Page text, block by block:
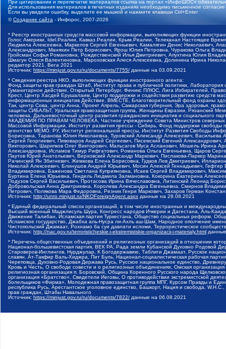
При цитировании и перепечатке материалов ссылка на портал «ИнфоШОС»
Для использования материалов в печатных изданиях необходимо письменное
Если вы увидели ошибку, выделите ее мышкой и нажмите клавиши Ctrl+Enter
©Создание сайта - Инфорос, 2007-2026
* Реестр иностранных средств массовой информации, выполняющих функции
Голос Америки, Idel.Реалии, Кавказ.Реалии, Крым.Реалии, Телеканал Настоящее
Людмила Алексеевна, Маркелов Сергей Евгеньевич, Камалягин Денис Николаевич,
Александрович, Маняхин Петр Борисович, Ярош Юлия Петровна, Чуракова Ольга
Гройсман Софья Романовна, Рождественский Илья Дмитриевич, Апухтина Юлия
Шмагун Олеся Валентиновна, Мароховская Алеся Алексеевна, Долинина Ирина
редактор 2021, Вега 2021
Источник: https://minjust.gov.ru/ru/documents/7755/ данные на 03.09.2021
* Сведения реестра НКО, выполняющих функции иностранного агента:
Фонд защиты прав граждан Штаб, Институт права и публичной политики,
Гуманитарное действие, Открытый Петербург, Феникс ПЛЮС, Лига Избирателей,
Крест, Центр Хасдей Ерушалаим, Центр поддержки и содействия развитию средств
информационных инициатив Действие, ВМЕСТЕ, Благотворительный фонд охраны
Так, центр Сова, центр Анна, Проект Апрель, Самарская губерния, Эра здоровья,
защиты СИБАЛЬТ, Уральская правозащитная группа, Женщины Евразии, Рязанский
человека, Дальневосточный центр развития гражданских инициатив и социального
АКАДЕМИЯ ПО ПРАВАМ ЧЕЛОВЕКА, Частное учреждение Совета Министров северных
Массовой Информации, Институт развития прессы - Сибирь, Фонд поддержки
агентство МЕМО. РУ, Институт региональной прессы, Институт Развития Свободы
Борисовна, Таранова Юлия Николаевна, Туровский Александр Алексеевич,
Сергей Георгиевич, Пивоваров Андрей Сергеевич, Писемский Евгений
Викторович, Шарипков Олег Викторович, Мальсагов Муса Асланович, Мошель Ирина
Александровна, Исламов Тимур Рифгатович, Романова Ольга Евгеньевна, Щаров
Паутов Юрий Анатольевич, Верховский Александр Маркович, Пислакова-Паркер
Рачинский Ян Збигневич, Жемкова Елена Борисовна, Гудков Лев Дмитриевич,
Николай Алексеевич, Блинушов Андрей Юрьевич, Мосин Алексей Геннадьевич,
Владимировна, Баженова Светлана Куприяновна, Исаев Сергей Владимирович,
Буртина Елена Юрьевна, Гендель Людмила Залмановна, Кокорина Екатерина
Подузов Сергей Васильевич, Протасова Ирина Вячеславовна, Литинский Леонид
Добровольская Анна Дмитриевна, Королева Александра Евгеньевна, Смирнов
Петрович, Полякова Мара Федоровна, Резник Генри Маркович, Захаров Герман
Источник: http://unro.minjust.ru/NKOForeignAgent.aspx данные на 28.08.2021
* Единый федеральный список организаций, в том числе иностранных и
Высший военный Маджлисуль Шура, Конгресс народов Ичкерии и Дагестана, Аль-
Движение Талибан, Исламская партия Туркестана, Общество социальных реформ,
Исламское государство, Джабха аль-Нусра ли-Ахль аш-Шам, Народное ополчение
Чистопольский Джамаат, Рохнамо ба суи давлати исломи, Террористическое
Источник: http://nac.gov.ru/terroristicheskie-i-ekstremistskie-organizacii-i-materialy.html
* Перечень общественных объединений и религиозных организаций в отношении
Национал-большевистская партия, ВЕК РА, Рада земли Кубанской Духовно Родовой
Староверов-Инглингов, Нурджулар, К Богодержавию, Таблиги Джамаат, Русское
славян, Ат-Такфир Валь-Хиджра, Пит Буль, Национал-социалистическая рабочая
Череповца, Духовно-Родовая Держава Русь, Русское национальное единство,
Кровь и Честь, О свободе совести и о религиозных объединениях, Омская
религиозная организация п. Боровский, Община Коренного Русского народа
организация «Братство», Свидетели Иеговы, О противодействии экстремистской
болельщиков «Фирма», Молодежная правозащитная группа МПГ, Курсом Правды и
республика Русь, Арестантское уголовное единство, Башкорт, Нация и свобода,
прав граждан, Штабы Навального
Источник: https://minjust.gov.ru/ru/documents/7822/ данные на 06.08.2021